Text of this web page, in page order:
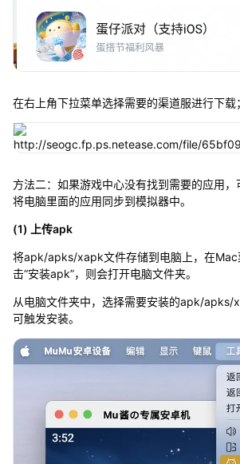
在右上角下拉菜单选择需要的渠道服进行下载；
方法二：如果游戏中心没有找到需要的应用，
将电脑里面的应用同步到模拟器中。
(1) 上传apk
将apk/apks/xapk文件存储到电脑上，在Mac
击“安装apk”，则会打开电脑文件夹。
从电脑文件夹中，选择需要安装的apk/apks/
可触发安装。